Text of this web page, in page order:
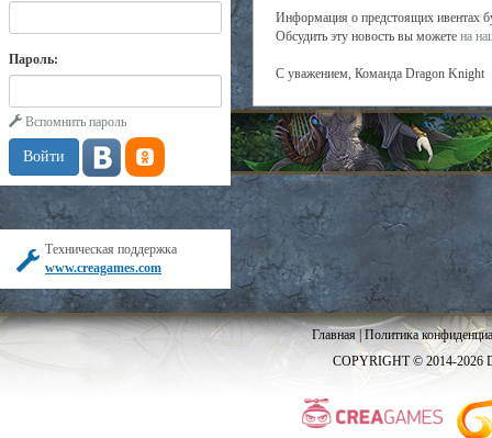
Пароль:
Вспомнить пароль
Техническая поддержка
www.creagames.com
Информация о предстоящих ивентах
Обсудить эту новость вы можете на
С уважением, Команда Dragon Knight
Главная|Политика
COPYRIGHT © 2014-2026